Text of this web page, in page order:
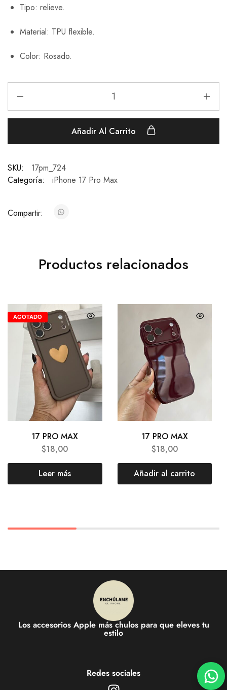
Tipo: relieve.
Material: TPU flexible.
Color: Rosado.
Añadir Al Carrito
SKU:
17pm_724
Categoría:
iPhone 17 Pro Max
Compartir:
Productos relacionados
AGOTADO
17 PRO MAX
$18,00
Leer más
17 PRO MAX
$18,00
Añadir al carrito
Los accesorios Apple más chulos para que eleves tu
estilo
Redes sociales